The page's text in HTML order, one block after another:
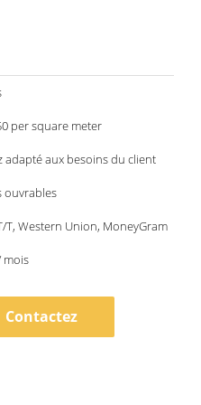
per square meter
adapté aux besoins du client
ouvrables
T, Western Union, MoneyGram
mois
Contactez